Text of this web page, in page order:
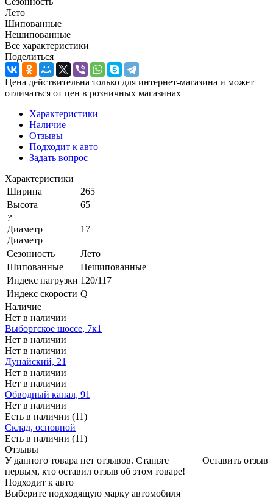
Лето
Шипованные
Нешипованные
Все характеристики
Поделиться
Цена действительна только для интернет-магазина и может
отличаться от цен в розничных магазинах
Характеристики
Наличие
Отзывы
Подходит к авто
Задать вопрос
Характеристики
Ширина
265
Высота
65
?
Диаметр
Диаметр
17
Сезонность
Лето
Шипованные
Нешипованные
Индекс нагрузки 120/117
Индекс скорости Q
Наличие
Нет в наличии
Выборгское шоссе, 7к1
Нет в наличии
Нет в наличии
Дунайский, 21
Нет в наличии
Нет в наличии
Обводный канал, 91
Нет в наличии
Есть в наличии (11)
Склад, основной
Есть в наличии (11)
Отзывы
Оставить отзыв
У данного товара нет отзывов. Станьте
первым, кто оставил отзыв об этом товаре!
Подходит к авто
Выберите подходящую марку автомобиля